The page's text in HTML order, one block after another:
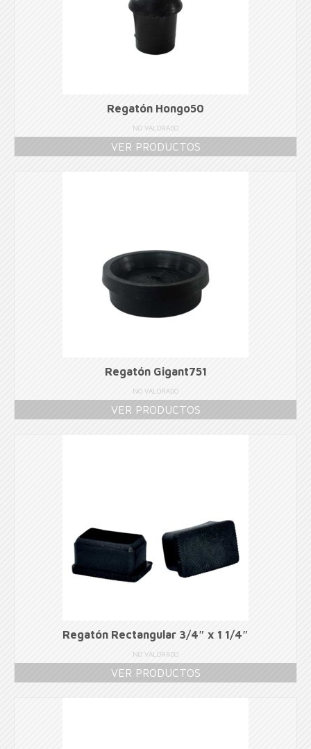
Regatón Hongo50
NO VALORADO
VER PRODUCTOS
Regatón Gigant751
NO VALORADO
VER PRODUCTOS
Regatón Rectangular 3/4″ x 1 1/4″
NO VALORADO
VER PRODUCTOS